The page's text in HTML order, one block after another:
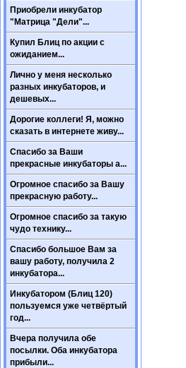
Приобрели инкубатор
"Матрица "Дели"...
Купил Блиц по акции с
ожиданием...
Лично у меня несколько
разных инкубаторов, и
дешевых...
Дорогие коллеги! Я, можно
сказать в интернете живу...
Спасибо за Ваши
прекрасные инкубаторы а...
Огромное спасибо за Вашу
прекрасную работу...
Огромное спасибо за такую
чудо технику...
Спасибо большое Вам за
вашу работу, получила 2
инкубатора...
Инкубатором (Блиц 120)
пользуемся уже четвёртый
год...
Вчера получила обе
посылки. Оба инкубатора
прибыли...